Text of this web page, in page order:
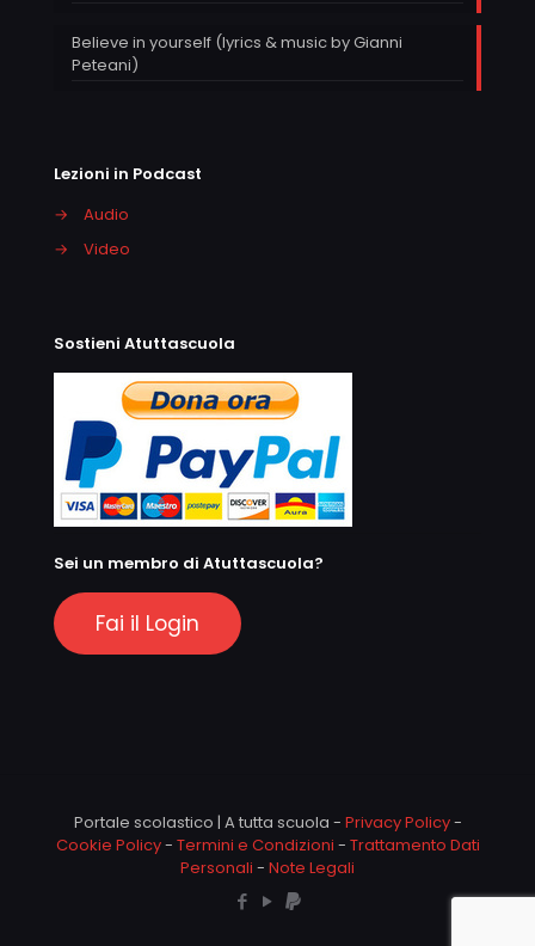
Believe in yourself (lyrics & music by Gianni
Peteani)
Lezioni in Podcast
→
Audio
→
Video
Sostieni Atuttascuola
Sei un membro di Atuttascuola?
Fai il Login
Portale scolastico | A tutta scuola - Privacy Policy-
Cookie Policy- Termini e Condizioni - Trattamento Dati
Personali - Note Legali